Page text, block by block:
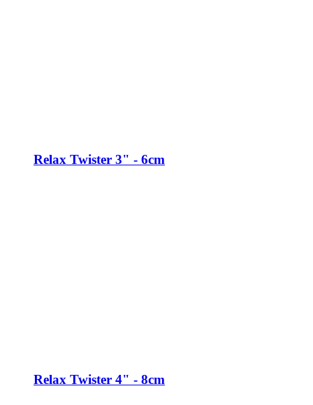
Relax Twister 3" - 6cm
Relax Twister 4" - 8cm